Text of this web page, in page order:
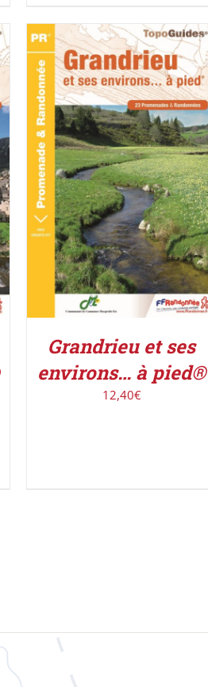
ACHETER LE PRODUIT
/
DÉTAILS
Grandrieu et ses
environs… à pied®
12,40€